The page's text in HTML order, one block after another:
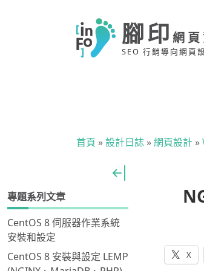
腳印 網
SEO 行銷導向網頁
首頁 »設計日誌 »網頁設計 »
專題系列文章
CentOS 8 伺服器作業系統
安裝和設定
CentOS 8 安裝與設定 LEMP
X